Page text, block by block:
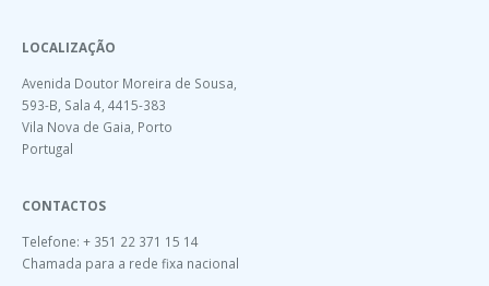
LOCALIZAÇÃO
Avenida Doutor Moreira de Sousa,
593-B, Sala 4, 4415-383
Vila Nova de Gaia, Porto
Portugal
CONTACTOS
Telefone: + 351 22 371 15 14
Chamada para a rede fixa nacional